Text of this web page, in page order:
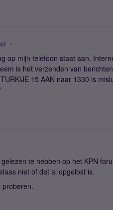
op mijn telefoon staat aan.
is het verzenden van
15 AAN naar 1330 is
te hebben op het KPN
niet of dat al opgelost is.
proberen.